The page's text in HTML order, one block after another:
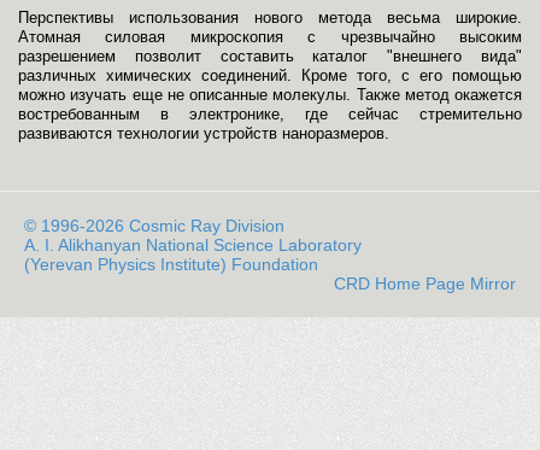
Перспективы использования нового метода весьма широкие.
Атомная силовая микроскопия с чрезвычайно высоким
разрешением позволит составить каталог "внешнего вида"
различных химических соединений. Кроме того, с его помощью
можно изучать еще не описанные молекулы. Также метод окажется
востребованным в электронике, где сейчас стремительно
развиваются технологии устройств наноразмеров.
© 1996-2026 Cosmic Ray Division
A. I. Alikhanyan National Science Laboratory
(Yerevan Physics Institute) Foundation
CRD Home Page Mirror